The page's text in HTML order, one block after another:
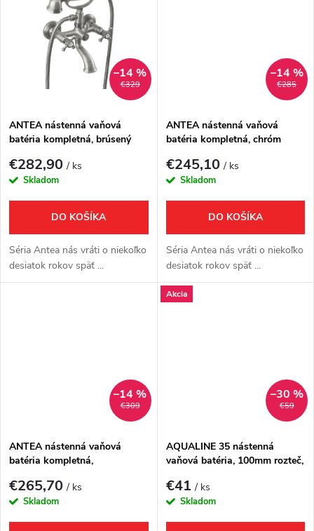
v
v
€329
–14 %
ANTEA nástenná vaňová
batéria kompletná, brúsený
€282,90/ ks
Skladom
DO KOŠÍKA
Séria Antea nás vráti o niekoľko
desiatok rokov späť ...
€285
–14 %
ANTEA nástenná vaňová
batéria kompletná, chróm
€245,10/ ks
Skladom
DO KOŠÍKA
Séria Antea nás vráti o niekoľko
desiatok rokov späť ...
€309
–14 %
ANTEA nástenná vaňová
batéria kompletná,
€265,70/ ks
Skladom
Akcia
€59
–30 %
AQUALINE 35 nástenná
vaňová batéria, 100mm rozteč,
€41/ ks
Skladom